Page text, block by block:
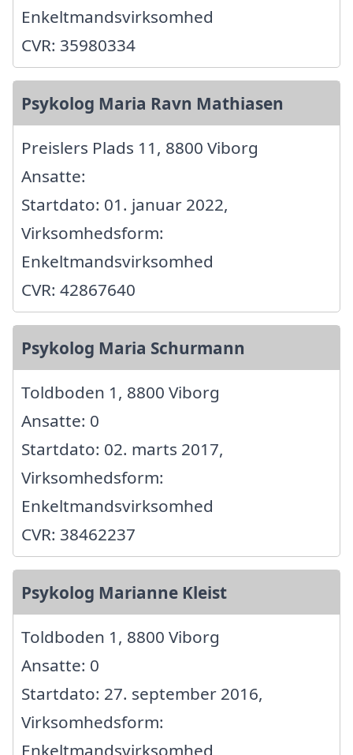
Enkeltmandsvirksomhed
CVR: 35980334
Psykolog Maria Ravn Mathiasen
Preislers Plads 11, 8800 Viborg
Ansatte:
Startdato: 01. januar 2022,
Virksomhedsform:
Enkeltmandsvirksomhed
CVR: 42867640
Psykolog Maria Schurmann
Toldboden 1, 8800 Viborg
Ansatte: 0
Startdato: 02. marts 2017,
Virksomhedsform:
Enkeltmandsvirksomhed
CVR: 38462237
Psykolog Marianne Kleist
Toldboden 1, 8800 Viborg
Ansatte: 0
Startdato: 27. september 2016,
Virksomhedsform:
Enkeltmandsvirksomhed